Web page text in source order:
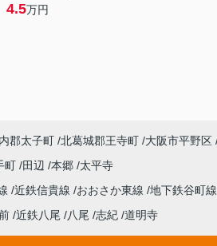
4.5万円
郡太子町 北葛城郡王寺町 大阪市平野区
町 田辺 本郷 太平寺
近鉄信貴線 おおさか東線 地下鉄谷町線
近鉄八尾 八尾 志紀 道明寺